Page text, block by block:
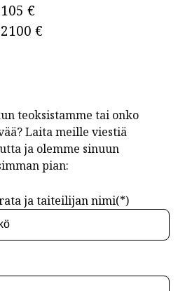
105 €
2100 €
teoksistamme tai onko
Laita meille viestiä
ja olemme sinuun
pian:
ja taiteilijan nimi(*)